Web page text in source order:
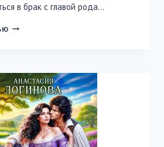
в брак с главой рода…
ЖЕНА